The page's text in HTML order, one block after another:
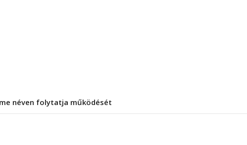
néven folytatja működését